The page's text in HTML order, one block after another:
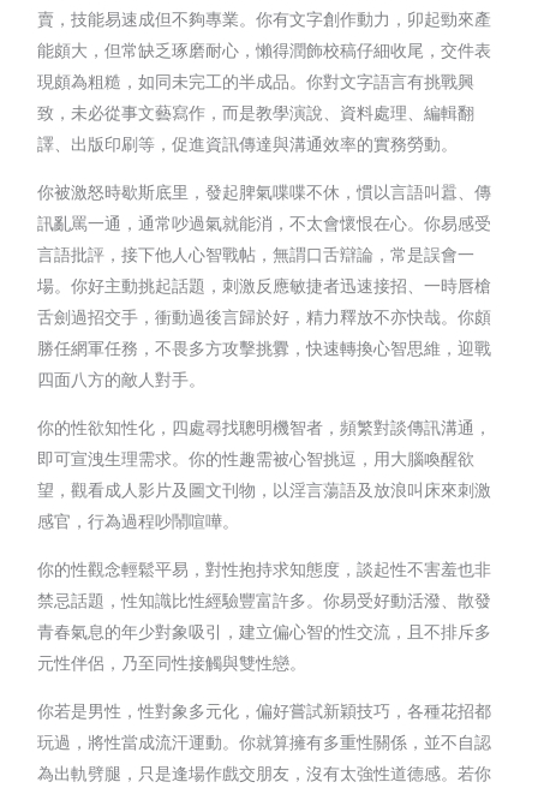
賣，技能易速成但不夠專業。你有文字創作動力，卯起勁來產
能頗大，但常缺乏琢磨耐心，懶得潤飾校稿仔細收尾，交件表
現頗為粗糙，如同未完工的半成品。你對文字語言有挑戰興
致，未必從事文藝寫作，而是教學演說、資料處理、編輯翻
譯、出版印刷等，促進資訊傳達與溝通效率的實務勞動。
你被激怒時歇斯底里，發起脾氣喋喋不休，慣以言語叫囂、傳
訊亂罵一通，通常吵過氣就能消，不太會懷恨在心。你易感受
言語批評，接下他人心智戰帖，無謂口舌辯論，常是誤會一
場。你好主動挑起話題，刺激反應敏捷者迅速接招、一時唇槍
舌劍過招交手，衝動過後言歸於好，精力釋放不亦快哉。你頗
勝任網軍任務，不畏多方攻擊挑釁，快速轉換心智思維，迎戰
四面八方的敵人對手。
你的性欲知性化，四處尋找聰明機智者，頻繁對談傳訊溝通，
即可宣洩生理需求。你的性趣需被心智挑逗，用大腦喚醒欲
望，觀看成人影片及圖文刊物，以淫言蕩語及放浪叫床來刺激
感官，行為過程吵鬧喧嘩。
你的性觀念輕鬆平易，對性抱持求知態度，談起性不害羞也非
禁忌話題，性知識比性經驗豐富許多。你易受好動活潑、散發
青春氣息的年少對象吸引，建立偏心智的性交流，且不排斥多
元性伴侶，乃至同性接觸與雙性戀。
你若是男性，性對象多元化，偏好嘗試新穎技巧，各種花招都
玩過，將性當成流汗運動。你就算擁有多重性關係，並不自認
為出軌劈腿，只是逢場作戲交朋友，沒有太強性道德感。若你